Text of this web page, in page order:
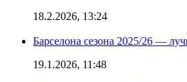
18.2.2026, 13:24
Барселона сезона 2025/26 —
19.1.2026, 11:48